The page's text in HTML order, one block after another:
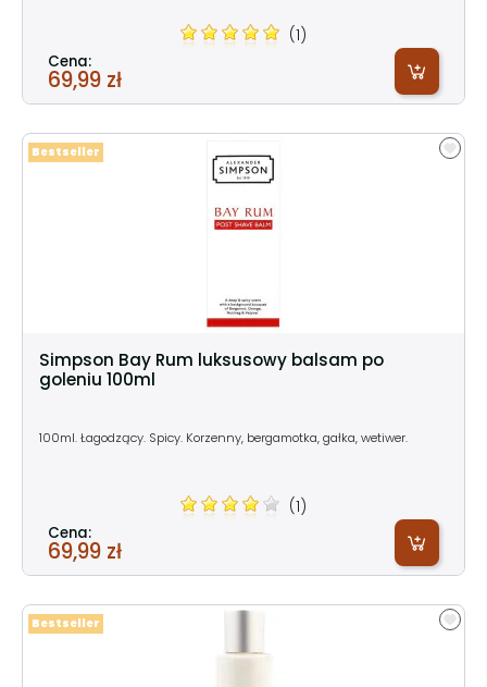
(1)
Cena:
69,99 zł
Simpson Bay Rum luksusowy balsam po
goleniu 100ml
100ml. Łagodzący. Spicy. Korzenny, bergamotka, gałka, wetiwer.
(1)
Cena:
69,99 zł
Bestseller
Bestseller